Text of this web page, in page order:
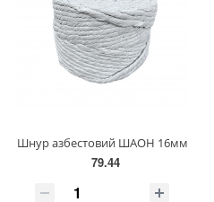
Шнур азбестовий ШАОН 16мм
79.44